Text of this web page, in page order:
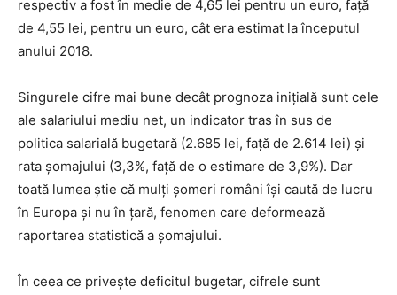
respectiv a fost în medie de 4,65 lei pentru un euro, față
de 4,55 lei, pentru un euro, cât era estimat la începutul
anului 2018.
Singurele cifre mai bune decât prognoza inițială sunt cele
ale salariului mediu net, un indicator tras în sus de
politica salarială bugetară (2.685 lei, față de 2.614 lei) și
rata șomajului (3,3%, față de o estimare de 3,9%). Dar
toată lumea știe că mulți șomeri români își caută de lucru
în Europa și nu în țară, fenomen care deformează
raportarea statistică a șomajului.
În ceea ce privește deficitul bugetar, cifrele sunt